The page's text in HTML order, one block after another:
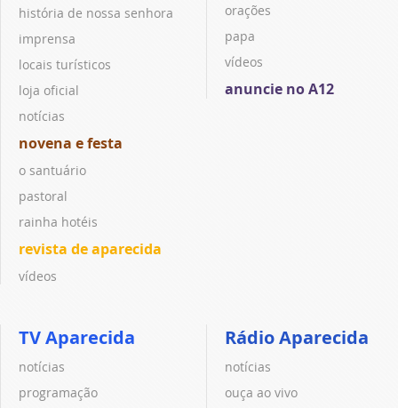
história de nossa senhora
imprensa
locais turísticos
loja oficial
notícias
novena e festa
o santuário
pastoral
rainha hotéis
revista de aparecida
vídeos
orações
papa
vídeos
anuncie no A12
TV Aparecida
notícias
programação
Rádio Aparecida
notícias
ouça ao vivo